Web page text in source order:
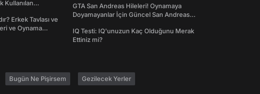
Kullanılan
Erkek Tavlası ve
ve Oynama
GTA San Andreas Hileleri! Oynamaya
Doyamayanlar İçin Güncel San Andreas
IQ Testi: IQ'unuzun Kaç Olduğunu Merak
Ettiniz mi?
Bugün Ne Pişirsem Gezilecek Yerler